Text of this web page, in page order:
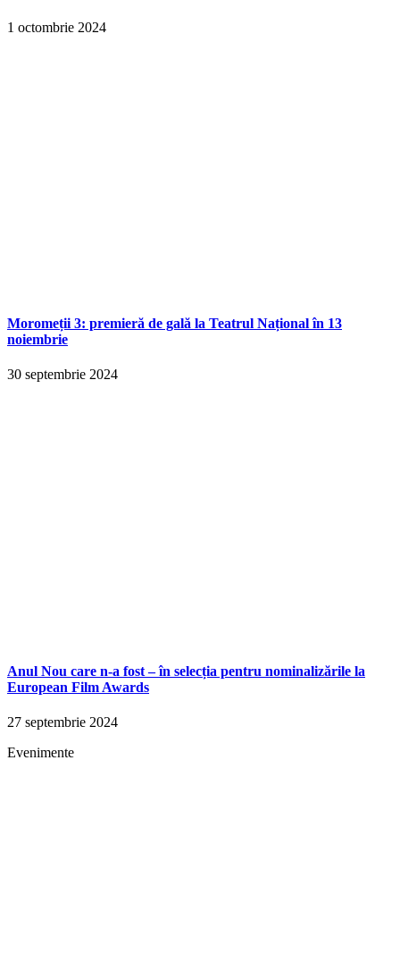
1 octombrie 2024
Moromeții 3: premieră de gală la Teatrul Național în 13
noiembrie
30 septembrie 2024
Anul Nou care n-a fost – în selecția pentru nominalizările la
European Film Awards
27 septembrie 2024
Evenimente